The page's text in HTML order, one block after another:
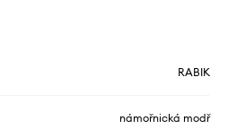
RABIK
námořnická modř